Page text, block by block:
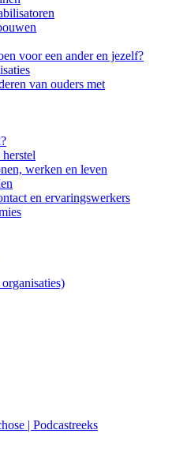
voor een ander en jezelf?
van ouders met
werken en leven
en ervaringswerkers
| Podcastreeks